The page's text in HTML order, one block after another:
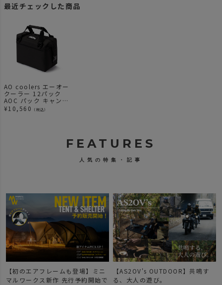
最近チェックした商品
AO coolers エーオー
クーラー 12パック
AOC パック キャンバ
ス ソフトクーラー
¥10,560 （税込）
FEATURES
人気の特集・記事
】ミニ
開始で
【AS2OV's OUTDOOR】共鳴す
る、大人の遊び。
【新作登場】人気の
ーズのご紹介。